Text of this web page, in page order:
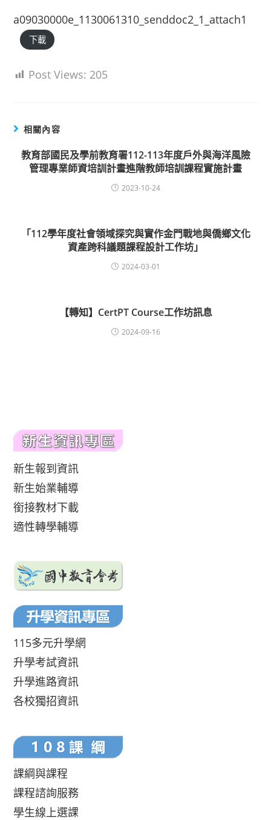
a09030000e_1130061310_senddoc2_1_attach1
下載
Post Views: 205
相關內容
教育部國民及學前教育署112-113年度戶外與海洋風險
管理專業師資培訓計畫進階教師培訓課程實施計畫
2023-10-24
「112學年度社會領域探究與實作金門戰地與僑鄉文化
資產跨科議題課程設計工作坊」
2024-03-01
【轉知】CertPT Course工作坊訊息
2024-09-16
新生報到資訊
新生始業輔導
銜接教材下載
適性轉學輔導
115多元升學網
升學考試資訊
升學進路資訊
各校獨招資訊
課綱與課程
課程諮詢服務
學生線上選課